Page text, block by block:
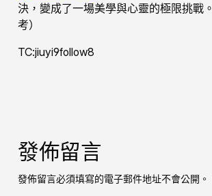
決，變成了一場美學與心靈的極限挑戰
考）
TC:jiuyi9follow8
發佈留言
發佈留言必須填寫的電子郵件地址不會公開。